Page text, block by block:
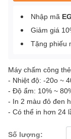
Nhập mã
Giảm giá
Tặng phiếu
Máy chấm công
- Nhiệt độ: -20o ~
- Độ ẩm: 10% ~
- In 2 màu đỏ đen
- Có thể in hơn 24
Số lượng: